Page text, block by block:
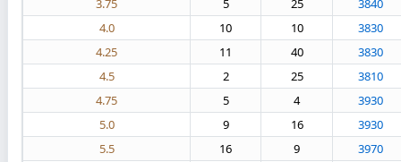
3.75
5 25
3840
4.0
10 10
3830
4.25
11 40
3830
4.5
2 25
3810
4.75
5 4
3930
5.0
9 16
3930
5.5
16 9
3970